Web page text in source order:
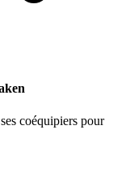
coéquipiers pour